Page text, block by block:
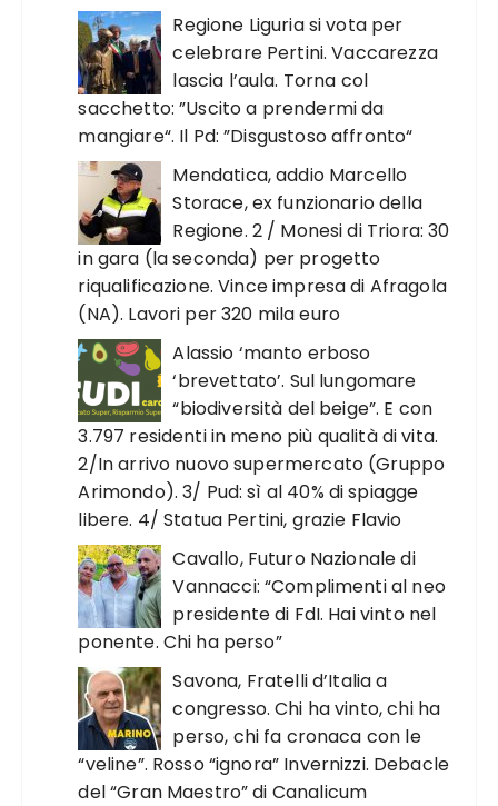
Regione Liguria si vota per
celebrare Pertini. Vaccarezza
lascia l’aula. Torna col
sacchetto: ”Uscito a prendermi da
mangiare“. Il Pd: ”Disgustoso affronto“
Mendatica, addio Marcello
Storace, ex funzionario della
Regione. 2 / Monesi di Triora: 30
in gara (la seconda) per progetto
riqualificazione. Vince impresa di Afragola
(NA). Lavori per 320 mila euro
Alassio ‘manto erboso
‘brevettato’. Sul lungomare
“biodiversità del beige”. E con
3.797 residenti in meno più qualità di vita.
2/In arrivo nuovo supermercato (Gruppo
Arimondo). 3/ Pud: sì al 40% di spiagge
libere. 4/ Statua Pertini, grazie Flavio
Cavallo, Futuro Nazionale di
Vannacci: “Complimenti al neo
presidente di FdI. Hai vinto nel
ponente. Chi ha perso”
Savona, Fratelli d’Italia a
congresso. Chi ha vinto, chi ha
perso, chi fa cronaca con le
“veline”. Rosso “ignora” Invernizzi. Debacle
del “Gran Maestro” di Canalicum